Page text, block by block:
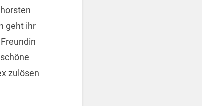
geht ihr
zulösen